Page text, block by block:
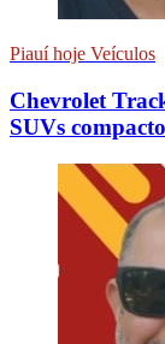
Piauí hoje Veículos
Chevrolet
SUVs